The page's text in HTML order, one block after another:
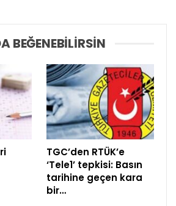
BEĞENEBILIRSIN
TGC’den RTÜK’e
‘Tele1’ tepkisi: Basın
tarihine geçen kara
bir…